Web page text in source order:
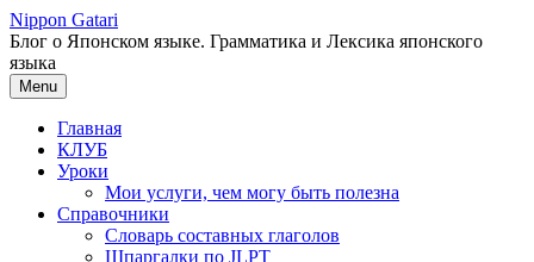
Перейти
к
содержимому
Nippon Gatari
Блог о Японском языке. Грамматика и Лексика японского
языка
Menu
Главная
КЛУБ
Уроки
Мои услуги, чем могу быть полезна
Справочники
Словарь составных глаголов
Шпаргалки по JLPT